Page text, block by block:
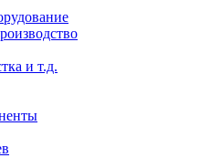
и т.д.